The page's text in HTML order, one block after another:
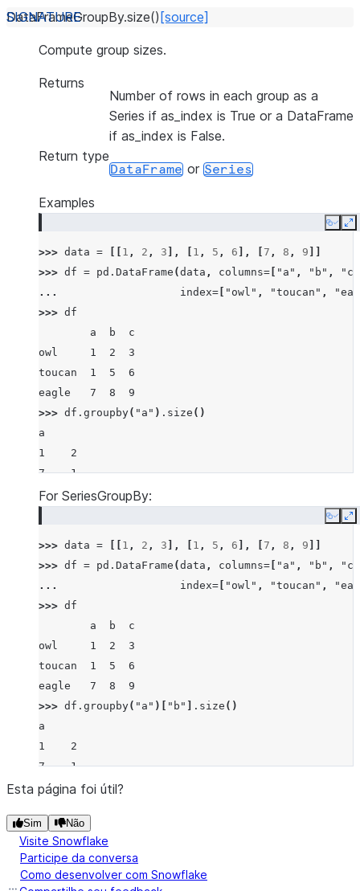
DataFrameGroupBy.size() [source]
Compute group sizes.
Returns
Number of rows in each group as a
Series if as_index is True or a DataFrame
if as_index is False.
Return type
DataFrame or Series
Examples
Copy
>>> data = 1 , 2 , 3 ], 1 , 5 , 6 ], 7 , 8 , 9
>>> df = pd . DataFrame (data , columns= "a" , "b" ,
"c"
...
index= "owl" , "toucan" ,
>>> df
        a  b  c
owl     1  2  3
toucan  1  5  6
eagle   7  8  9
>>> df . groupby( "a" ) . size ()
a
1    2
7    1
dtype: int64
For SeriesGroupBy:
Copy
>>> data = 1 , 2 , 3 ], 1 , 5 , 6 ], 7 , 8 , 9
>>> df = pd . DataFrame (data , columns= "a" , "b" ,
"c"
...
index= "owl" , "toucan" ,
>>> df
        a  b  c
owl     1  2  3
toucan  1  5  6
eagle   7  8  9
>>> df . groupby( "a" )[ "b" . size ()
a
1    2
7    1
Name: b, dtype: int64
Esta página foi útil?
Sim Não
Visite Snowflake
Participe da conversa
Como desenvolver com Snowflake